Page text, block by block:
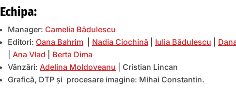
Echipa:
Manager: Camelia Bădulescu
Editori: Oana Bahrim Nadia Ciochină Iulia Bădulescu
Ana Vlad
Berta Dima
Vânzări: Adelina Moldoveanu | Cristian Lincan
Grafică, DTP și procesare imagine: Mihai Constantin.